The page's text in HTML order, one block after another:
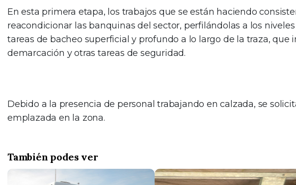
En esta primera etapa, los trabajos que se están haciendo
reacondicionar las banquinas del sector, perfilándolas a los
tareas de bacheo superficial y profundo a lo largo de la traza,
demarcación y otras tareas de seguridad.
Debido a la presencia de personal trabajando en calzada, se
emplazada en la zona.
También podes ver